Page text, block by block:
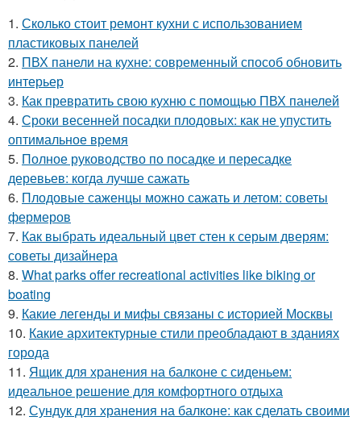
1. Сколько стоит ремонт кухни с использованием
пластиковых панелей
2. ПВХ панели на кухне: современный способ обновить
интерьер
3. Как превратить свою кухню с помощью ПВХ панелей
4. Сроки весенней посадки плодовых: как не упустить
оптимальное время
5. Полное руководство по посадке и пересадке
деревьев: когда лучше сажать
6. Плодовые саженцы можно сажать и летом: советы
фермеров
7. Как выбрать идеальный цвет стен к серым дверям:
советы дизайнера
8. What parks offer recreational activities like biking or
boating
9. Какие легенды и мифы связаны с историей Москвы
10. Какие архитектурные стили преобладают в зданиях
города
11. Ящик для хранения на балконе с сиденьем:
идеальное решение для комфортного отдыха
12. Сундук для хранения на балконе: как сделать своими